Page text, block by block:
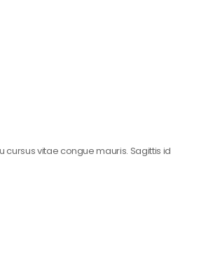
vitae congue mauris. Sagittis id